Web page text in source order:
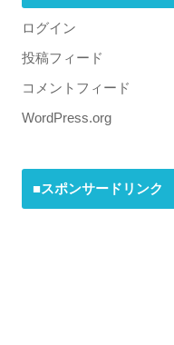
ログイン
投稿フィード
コメントフィード
WordPress.org
■スポンサードリンク